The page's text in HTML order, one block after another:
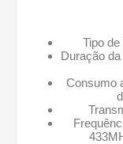
Tipo
Duração
Consumo